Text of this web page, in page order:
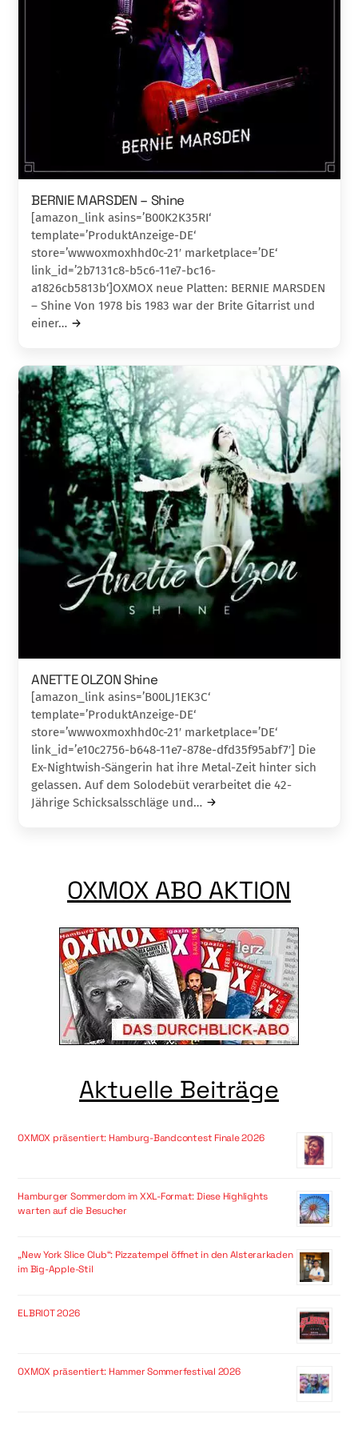
BERNIE MARSDEN – Shine
[amazon_link asins=’B00K2K35RI‘
template=’ProduktAnzeige-DE‘
store=’wwwoxmoxhhd0c-21′ marketplace=’DE‘
link_id=’2b7131c8-b5c6-11e7-bc16-
a1826cb5813b‘]OXMOX neue Platten: BERNIE MARSDEN
– Shine Von 1978 bis 1983 war der Brite Gitarrist und
einer…
ANETTE OLZON Shine
[amazon_link asins=’B00LJ1EK3C‘
template=’ProduktAnzeige-DE‘
store=’wwwoxmoxhhd0c-21′ marketplace=’DE‘
link_id=’e10c2756-b648-11e7-878e-dfd35f95abf7′] Die
Ex-Nightwish-Sängerin hat ihre Metal-Zeit hinter sich
gelassen. Auf dem Solodebüt verarbeitet die 42-
Jährige Schicksalsschläge und…
OXMOX ABO AKTION
Aktuelle Beiträge
OXMOX präsentiert: Hamburg-Bandcontest Finale 2026
Hamburger Sommerdom im XXL-Format: Diese Highlights
warten auf die Besucher
„New York Slice Club“: Pizzatempel öffnet in den Alsterarkaden
im Big-Apple-Stil
ELBRIOT 2026
OXMOX präsentiert: Hammer Sommerfestival 2026